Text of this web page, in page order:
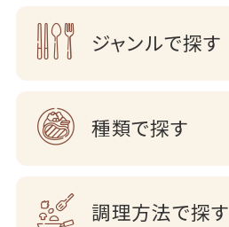
ジャンルで探す
種類で探す
調理方法で探す